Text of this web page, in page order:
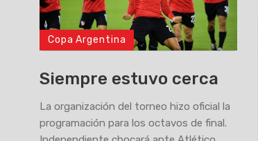
Copa Argentina
Siempre estuvo cerca
La organización del torneo hizo oficial la
programación para los octavos de final.